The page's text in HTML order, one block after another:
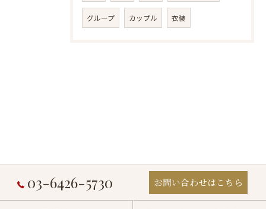
グループ カップル 衣装
03-6426-5730 お問い合わせはこちら